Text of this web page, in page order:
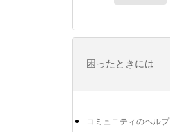
困ったときには
コミュニティのヘルプ